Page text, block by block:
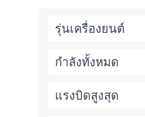
รุ่นเครื่องยนต์
กำลังทั้งหมด
แรงบิดสูงสุด